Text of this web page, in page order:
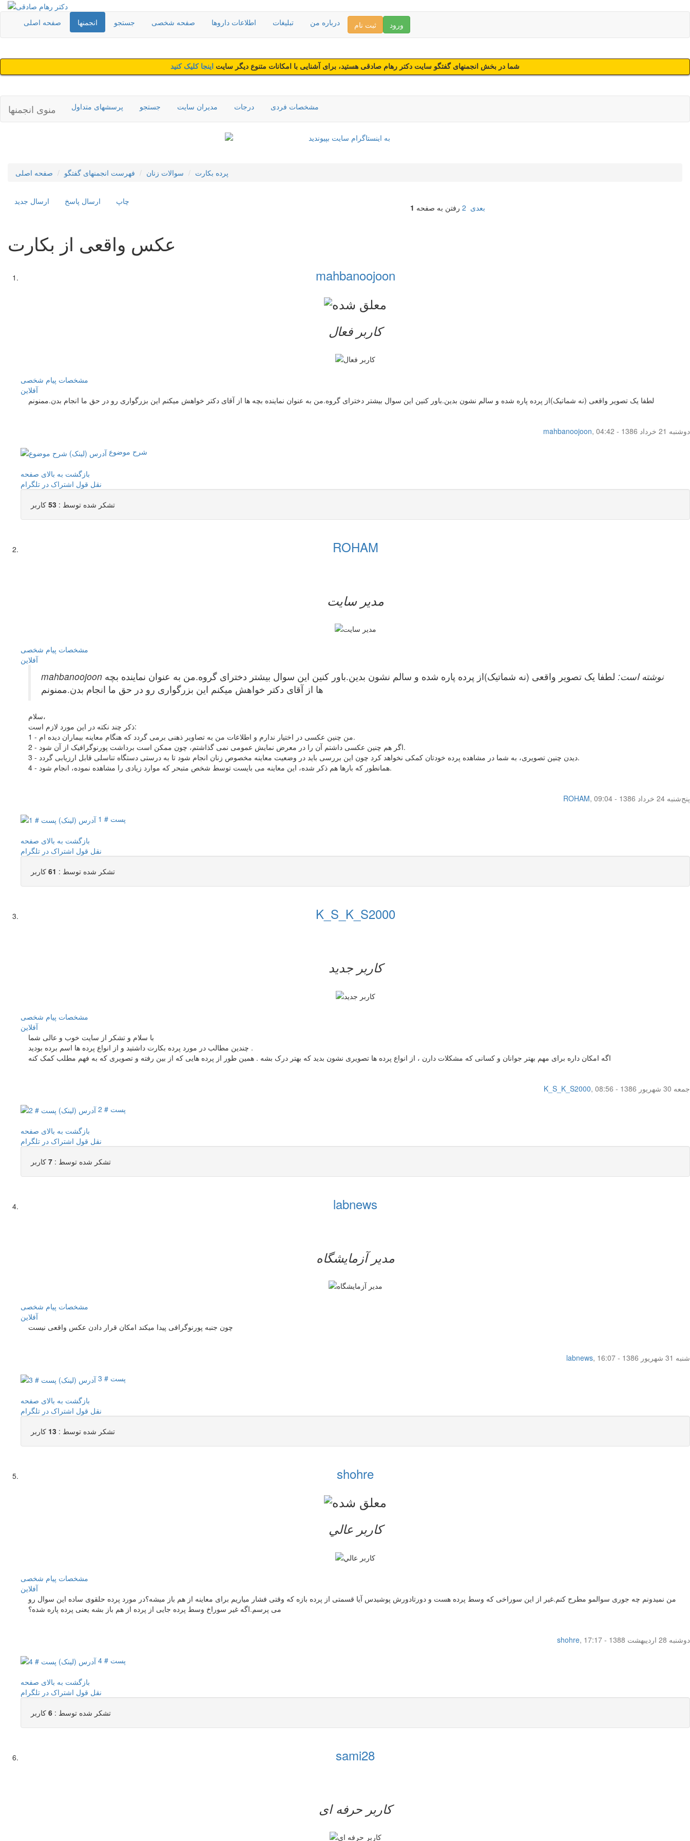
صفحه اصلی انجمنها جستجو صفحه شخصی اطلاعات داروها تبلیغات درباره من ثبت نام ورود
شما در بخش انجمنهای گفتگو سایت دکتر رهام صادقی هستید، برای آشنایی با امکانات متنوع دیگر سایت اینجا کلیک کنید
منوی انجمنها پرسشهای متداول جستجو مدیران سایت درجات مشخصات فردی
صفحه اصلی فهرست انجمنهای گفتگو سوالات زنان پرده بکارت
ارسال جديد ارسال پاسخ چاپ
رفتن به صفحه 1 2 بعدی
عکس واقعی از بکارت
mahbanoojoon
کاربر فعال
مشخصات پیام شخصی
آفلاين
لطفا یک تصویر واقعی (نه شماتیک)از پرده پاره شده و سالم نشون بدین.باور کنین این سوال بیشتر دخترای گروه.من به عنوان نماینده بچه ها از آقای دکتر خواهش میکنم این بزرگواری رو در حق ما انجام بدن.ممنونم
mahbanoojoon,
دوشنبه 21 خرداد 1386 - 04:42
شرح موضوع
بازگشت به بالای صفحه
نقل قول اشتراک در تلگرام
تشکر شده توسط : 53 کاربر
ROHAM
مدیر سایت
مشخصات پیام شخصی
آفلاين
mahbanoojoon نوشته است: لطفا یک تصویر واقعی (نه شماتیک)از پرده پاره شده و سالم نشون بدین.باور کنین این سوال بیشتر دخترای گروه.من به عنوان نماینده بچه
ها از آقای دکتر خواهش میکنم این بزرگواری رو در حق ما انجام بدن.ممنونم
سلام،
ذکر چند نکته در این مورد لازم است:
1 - من چنین عکسی در اختیار ندارم و اطلاعات من به تصاویر ذهنی برمی گردد که هنگام معاینه بیماران دیده ام.
2 - اگر هم چنین عکسی داشتم آن را در معرض نمایش عمومی نمی گذاشتم، چون ممکن است برداشت پورنوگرافیک از آن شود.
3 - دیدن چنین تصویری، به شما در مشاهده پرده خودتان کمکی نخواهد کرد چون این بررسی باید در وضعیت معاینه مخصوص زنان انجام شود تا به درستی دستگاه تناسلی قابل ارزیابی گردد.
4 - همانطور که بارها هم ذکر شده، این معاینه می بایست توسط شخص متبحر که موارد زیادی را مشاهده نموده، انجام شود.
ROHAM,
پنج‌شنبه 24 خرداد 1386 - 09:04
پست # 1
بازگشت به بالای صفحه
نقل قول اشتراک در تلگرام
تشکر شده توسط : 61 کاربر
K_S_K_S2000
کاربر جدید
مشخصات پیام شخصی
آفلاين
با سلام و تشکر از سایت خوب و عالی شما
چندین مطالب در مورد پرده بکارت داشتید و از انواع پرده ها اسم برده بودید .
اگه امکان داره برای مهم بهتر جوانان و کسانی که مشکلات دارن ، از انواع پرده ها تصویری نشون بدید که بهتر درک بشه . همین طور از پرده هایی که از بین رفته و تصویری که به فهم مطلب کمک کنه
K_S_K_S2000,
جمعه 30 شهریور 1386 - 08:56
پست # 2
بازگشت به بالای صفحه
نقل قول اشتراک در تلگرام
تشکر شده توسط : 7 کاربر
labnews
مدیر آزمایشگاه
مشخصات پیام شخصی
آفلاين
چون جنبه پورنوگرافی پیدا میکند امکان قرار دادن عکس واقعی نیست
labnews,
شنبه 31 شهریور 1386 - 16:07
پست # 3
بازگشت به بالای صفحه
نقل قول اشتراک در تلگرام
تشکر شده توسط : 13 کاربر
shohre
کاربر عالي
مشخصات پیام شخصی
آفلاين
من نمیدونم چه جوری سوالمو مطرح کنم.غیر از این سوراخی که وسط پرده هست و دورتادورش پوشیدس آیا قسمتی از پرده بازه که وقتی فشار میاریم برای معاینه از هم باز میشه؟در مورد پرده حلقوی ساده این سوال رو
می پرسم.اگه غیر سوراخ وسط پرده جایی از پرده از هم باز بشه یعنی پرده پاره شده؟
shohre,
دوشنبه 28 اردیبهشت 1388 - 17:17
پست # 4
بازگشت به بالای صفحه
نقل قول اشتراک در تلگرام
تشکر شده توسط : 6 کاربر
sami28
کاربر حرفه ای